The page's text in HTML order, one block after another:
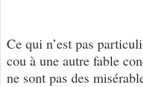
Ce qui n’est pas
cou à une autre fable
ne sont pas des